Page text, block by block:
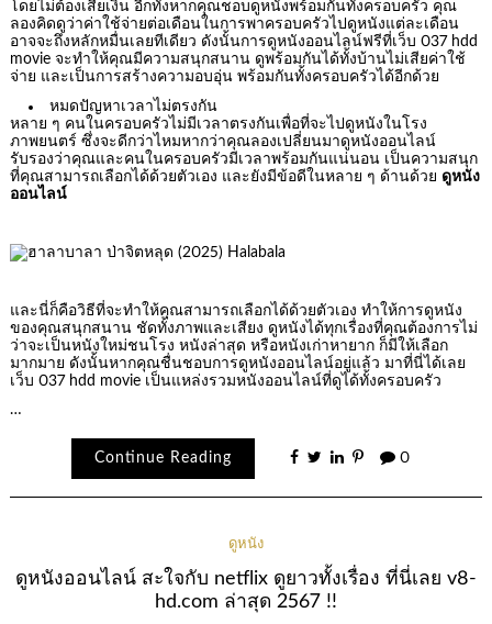
โดยไม่ต้องเสียเงิน อีกทั้งหากคุณชอบดูหนังพร้อมกันทั้งครอบครัว คุณ
ลองคิดดูว่าค่าใช้จ่ายต่อเดือนในการพาครอบครัวไปดูหนังแต่ละเดือน
อาจจะถึงหลักหมื่นเลยทีเดียว ดังนั้นการดูหนังออนไลน์ฟรีที่เว็บ 037 hdd
movie จะทำให้คุณมีความสนุกสนาน ดูพร้อมกันได้ทั้งบ้านไม่เสียค่าใช้
จ่าย และเป็นการสร้างความอบอุ่น พร้อมกันทั้งครอบครัวได้อีกด้วย
หมดปัญหาเวลาไม่ตรงกัน
หลาย ๆ คนในครอบครัวไม่มีเวลาตรงกันเพื่อที่จะไปดูหนังในโรง
ภาพยนตร์ ซึ่งจะดีกว่าไหมหากว่าคุณลองเปลี่ยนมาดูหนังออนไลน์
รับรองว่าคุณและคนในครอบครัวมีเวลาพร้อมกันแน่นอน เป็นความสนุก
ที่คุณสามารถเลือกได้ด้วยตัวเอง และยังมีข้อดีในหลาย ๆ ด้านด้วย ดูหนัง
ออนไลน์
และนี่ก็คือวิธีที่จะทำให้คุณสามารถเลือกได้ด้วยตัวเอง ทำให้การดูหนัง
ของคุณสนุกสนาน ชัดทั้งภาพและเสียง ดูหนังได้ทุกเรื่องที่คุณต้องการไม่
ว่าจะเป็นหนังใหม่ชนโรง หนังล่าสุด หรือหนังเก่าหายาก ก็มีให้เลือก
มากมาย ดังนั้นหากคุณชื่นชอบการดูหนังออนไลน์อยู่แล้ว มาที่นี่ได้เลย
เว็บ 037 hdd movie เป็นแหล่งรวมหนังออนไลน์ที่ดูได้ทั้งครอบครัว
…
Continue Reading 0
ดูหนัง
ดูหนังออนไลน์ สะใจกับ netflix ดูยาวทั้งเรื่อง ที่นี่เลย v8-
hd.com ล่าสุด 2567 !!